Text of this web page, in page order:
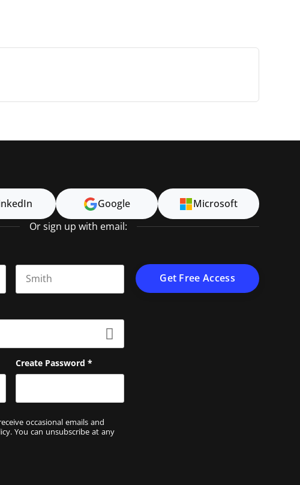
Google Microsoft
Or sign up with email:
Create Password *
occasional emails and
. You can unsubscribe at any